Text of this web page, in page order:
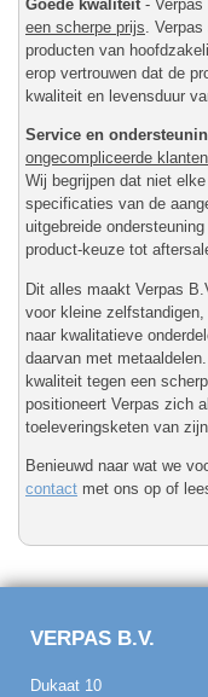
Goede kwaliteit -
een scherpe prijs .
producten van
erop vertrouwen dat de
kwaliteit en levensduur
Service en
ongecompliceerde
Wij begrijpen dat niet
specificaties van de
uitgebreide
product-keuze tot
Dit alles maakt Verpas
voor kleine
naar kwalitatieve
daarvan met
kwaliteit tegen een
positioneert Verpas zich
toeleveringsketen van
Benieuwd naar wat we
contact met ons op of
VERPAS B.V.
Dukaat 10